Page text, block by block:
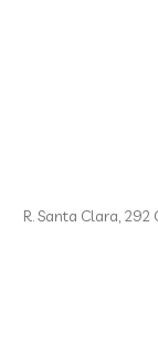
R. Santa Clara, 292